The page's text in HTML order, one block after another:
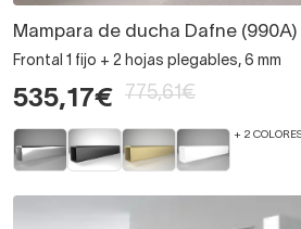
Mampara de ducha Dafne
Frontal 1 fijo + 2 hojas plegables, 6 mm
535,17€ 775,61€
+ 2